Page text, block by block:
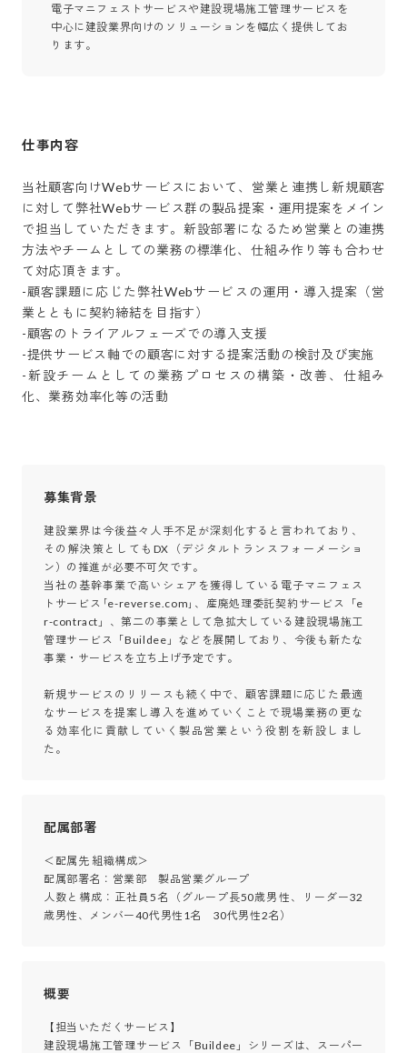
電子マニフェストサービスや建設現場施工管理サービスを
中心に建設業界向けのソリューションを幅広く提供してお
ります。
仕事内容
当社顧客向けWebサービスにおいて、営業と連携し新規顧客
に対して弊社Webサービス群の製品提案・運用提案をメイン
で担当していただきます。新設部署になるため営業との連携
方法やチームとしての業務の標準化、仕組み作り等も合わせ
て対応頂きます。
-顧客課題に応じた弊社Webサービスの運用・導入提案（営
業とともに契約締結を目指す）
-顧客のトライアルフェーズでの導入支援
-提供サービス軸での顧客に対する提案活動の検討及び実施
-新設チームとしての業務プロセスの構築・改善、仕組み
化、業務効率化等の活動
募集背景
建設業界は今後益々人手不足が深刻化すると言われており、
その解決策としてもDX（デジタルトランスフォーメーショ
ン）の推進が必要不可欠です。
当社の基幹事業で高いシェアを獲得している電子マニフェス
トサービス｢e-reverse.com｣、産廃処理委託契約サービス「e
r-contract」、第二の事業として急拡大している建設現場施工
管理サービス「Buildee」などを展開しており、今後も新たな
事業・サービスを立ち上げ予定です。
新規サービスのリリースも続く中で、顧客課題に応じた最適
なサービスを提案し導入を進めていくことで現場業務の更な
る効率化に貢献していく製品営業という役割を新設しまし
た。
配属部署
＜配属先 組織構成＞
配属部署名：営業部　製品営業グループ
人数と構成：正社員5名（グループ長50歳男性、リーダー32
歳男性、メンバー40代男性1名　30代男性2名）
概要
【担当いただくサービス】
建設現場施工管理サービス「Buildee」シリーズは、スーパー